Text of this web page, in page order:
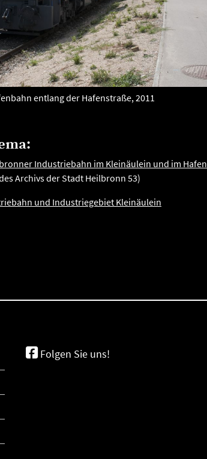
entlang der Hafenstraße, 2011
Industriebahn im Kleinäulein und im Hafen
Archivs der Stadt Heilbronn 53)
und Industriegebiet Kleinäulein
Folgen Sie uns!